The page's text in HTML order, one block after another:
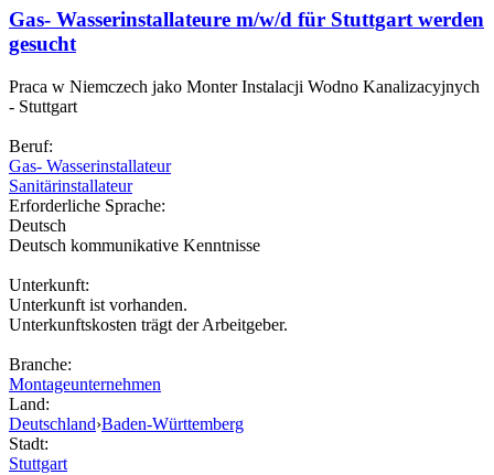
Gas- Wasserinstallateure m/w/d für Stuttgart werden
gesucht
Praca w Niemczech jako Monter Instalacji Wodno Kanalizacyjnych
- Stuttgart
Beruf:
Gas- Wasserinstallateur
Sanitärinstallateur
Erforderliche Sprache:
Deutsch
Deutsch kommunikative Kenntnisse
Unterkunft:
Unterkunft ist vorhanden.
Unterkunftskosten trägt der Arbeitgeber.
Branche:
Montageunternehmen
Land:
Deutschland›Baden-Württemberg
Stadt:
Stuttgart